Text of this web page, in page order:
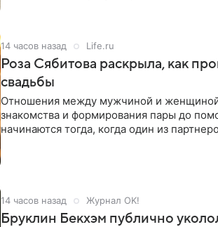
14 часов назад Life.ru
Роза Сябитова раскрыла, как
свадьбы
Отношения между мужчиной и женщиной
знакомства и формирования пары до
начинаются тогда, когда один из
14 часов назад Журнал OK!
Бруклин Бекхэм публично